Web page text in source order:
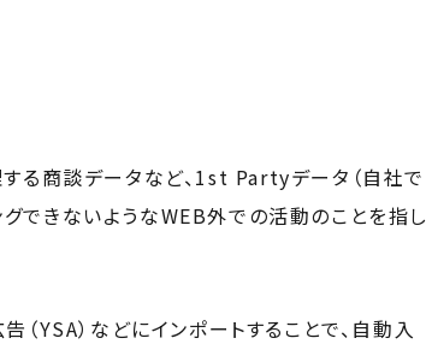
る商談データなど、1st Partyデータ（自社で
できないようなWEB外での活動のことを指し
YSA）などにインポートすることで、自動入